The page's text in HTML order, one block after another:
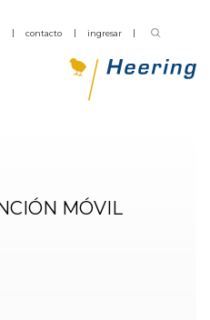
contacto ingresar
MÓVIL